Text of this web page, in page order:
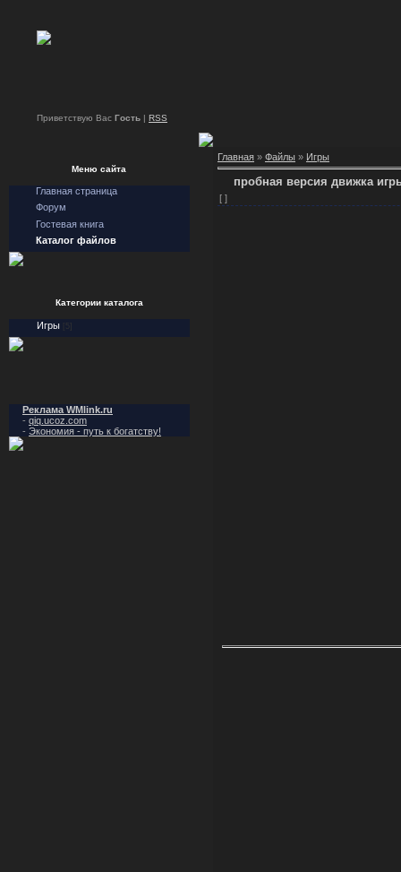
Приветствую Вас Гость | RSS
Меню сайта
Главная страница
Форум
Гостевая книга
Каталог файлов
Категории каталога
Игры [5]
Реклама WMlink.ru
- qiq.ucoz.com
- Экономия - путь к богатству!
Главная » Файлы » Игры
пробная версия движка
[ ]